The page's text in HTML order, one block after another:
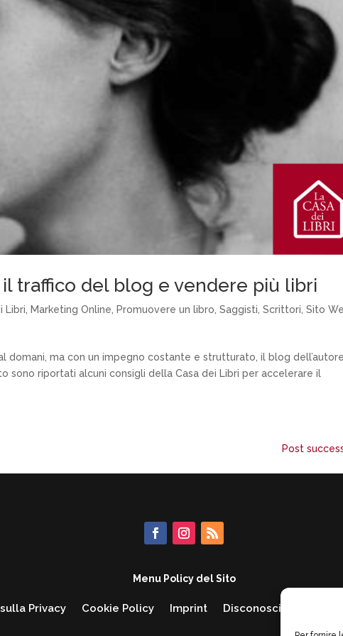
traffico del blog e vendere più libri
Libri Marketing Online Promuovere un libro ,Saggisti ,Scrittori ,Sito
domani, ma con un impegno costante e strutturato, il blog
sono riportati alcuni consigli della Casa dei Libri per accelerare il
Post
Menu Policy del Sito
Privacy Cookie Policy Imprint Disconoscimento